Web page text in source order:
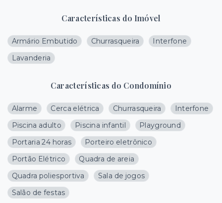
Características do Imóvel
Armário Embutido Churrasqueira
Interfone
Lavanderia
Características do Condomínio
Alarme Cerca elétrica Churrasqueira
Interfone
Piscina adulto
Piscina infantil
Playground
Portaria 24 horas
Porteiro eletrônico
Portão Elétrico
Quadra de areia
Quadra poliesportiva
Sala de jogos
Salão de festas